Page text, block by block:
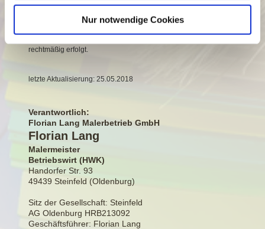
Nur notwendige Cookies
Sie haben gemäß Art. 77 DSGVO das Recht, sich bei der
Aufsichtsbehörde zu beschweren, wenn Sie der Ansicht sind,
dass die Verarbeitung Ihrer personenbezogenen Daten nicht
rechtmäßig erfolgt.
letzte Aktualisierung: 25.05.2018
Verantwortlich:
Florian Lang Malerbetrieb GmbH
Florian Lang
Malermeister
Betriebswirt (HWK)
Handorfer Str. 93
49439 Steinfeld (Oldenburg)
Sitz der Gesellschaft: Steinfeld
AG Oldenburg HRB213092
Geschäftsführer: Florian Lang